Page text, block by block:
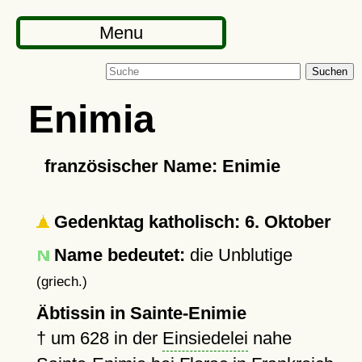
Menu
Suchen
Enimia
französischer Name: Enimie
Gedenktag katholisch: 6. Oktober
Name bedeutet: die Unblutige
(griech.)
Äbtissin in Sainte-Enimie
† um 628in der Einsiedelei nahe